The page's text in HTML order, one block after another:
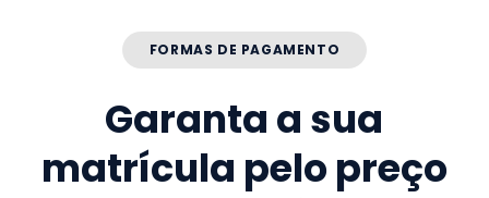
FORMAS DE PAGAMENTO
Garanta a sua
matrícula pelo preço